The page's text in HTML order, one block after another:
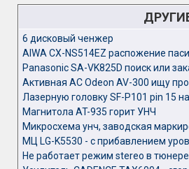
6 дисковый ченжер
AIWA CX-NS514EZ распожение
Panasonic SA-VK825D поиск или
Активная АС Odeon AV-300 ищу
Лазерную головку SF-P101 pin 15
Магнитола AT-935 горит УНЧ
Микросхема унч, заводская
МЦ LG-K5530 - с прибавлением
Не работает режим stereo в тюнере